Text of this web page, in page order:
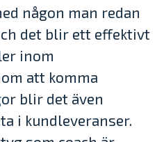
någon man redan
det blir ett effektivt
inom
att komma
blir det även
i kundleveranser.